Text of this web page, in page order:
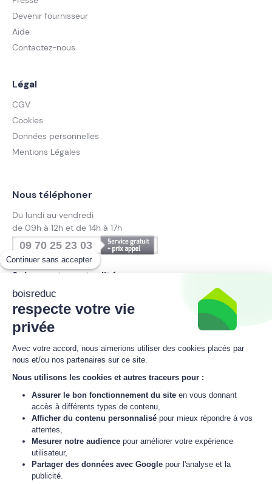
Continuer sans accepter
boisreduc
respecte votre vie
privée
Avec votre accord, nous aimerions utiliser des cookies placés par
nous et/ou nos partenaires sur ce site.
Nous utilisons les cookies et autres traceurs pour :
Assurer le bon fonctionnement du site en vous donnant
accès à différents types de contenu,
Afficher du contenu personnalisé pour mieux répondre à vos
attentes,
Mesurer notre audience pour améliorer votre expérience
utilisateur,
Partager des données avec Google pour l'analyse et la
publicité.
Devenir fournisseur
Aide
Contactez-nous
Légal
CGV
Cookies
Données personnelles
Mentions Légales
Nous téléphoner
Du lundi au vendredi
de 09h à 12h et de 14h à 17h
09 70 25 23 03
Suivez notre actualité
Inscrivez-vous à la newsletter
boisreduc
M'inscrire
J'accepte
© 2021 - 2026 boisreduc
L'énergie est notre avenir,